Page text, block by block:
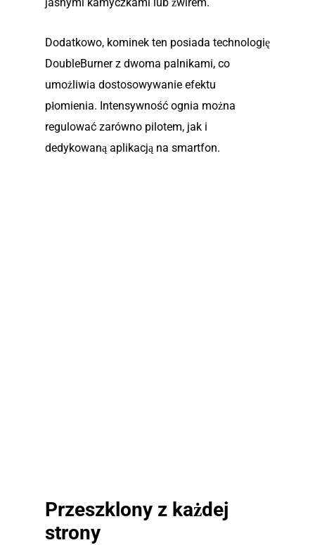
Dodatkowo, kominek ten posiada technologię
DoubleBurner z dwoma palnikami, co
umożliwia dostosowywanie efektu
płomienia. Intensywność ognia można
regulować zarówno pilotem, jak i
dedykowaną aplikacją na smartfon.
Przeszklony z każdej
strony